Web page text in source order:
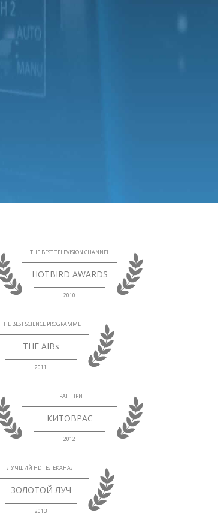
THE BEST TELEVISION CHANNEL
HOTBIRD AWARDS
2010
THE BEST SCIENCE PROGRAMME
THE AIBs
2011
ГРАН ПРИ
КИТОВРАС
2012
ЛУЧШИЙ HD ТЕЛЕКАНАЛ
ЗОЛОТОЙ ЛУЧ
2013